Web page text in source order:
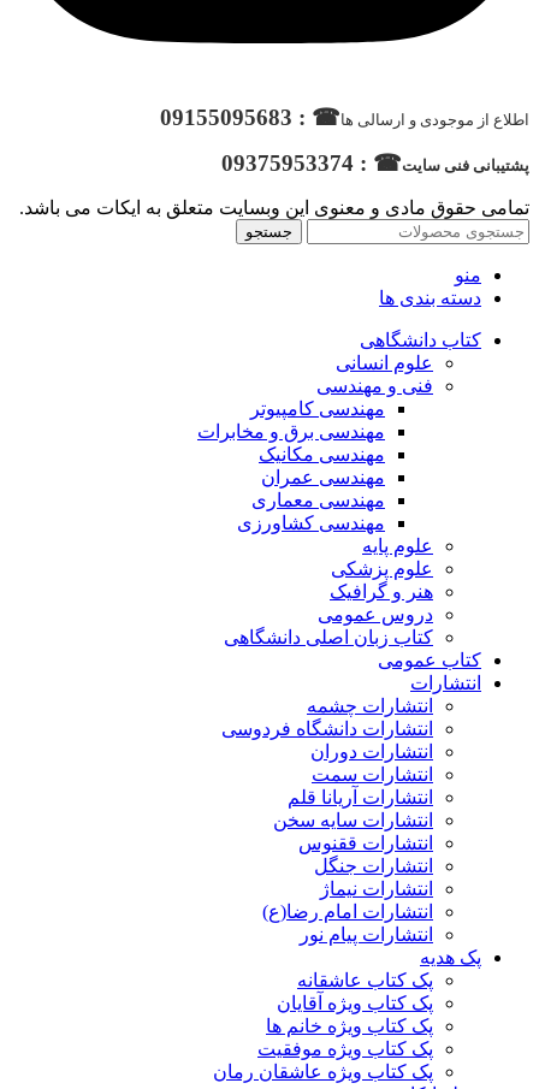
اطلاع از موجودی و ارسالی ها☎ : 09155095683
پشتیبانی فنی سایت☎ : 09375953374
تمامی حقوق مادی و معنوی این وبسایت متعلق به ایکات می باشد.
جستجو
منو
دسته بندی ها
کتاب دانشگاهی
علوم انسانی
فنی و مهندسی
مهندسی کامپیوتر
مهندسی برق و مخابرات
مهندسی مکانیک
مهندسی عمران
مهندسی معماری
مهندسی کشاورزی
علوم پایه
علوم پزشکی
هنر و گرافیک
دروس عمومی
کتاب زبان اصلی دانشگاهی
کتاب عمومی
انتشارات
انتشارات چشمه
انتشارات دانشگاه فردوسی
انتشارات دوران
انتشارات سمت
انتشارات آریانا قلم
انتشارات سایه سخن
انتشارات ققنوس
انتشارات جنگل
انتشارات نیماژ
انتشارات امام رضا(ع)
انتشارات پیام نور
پک هدیه
پک کتاب عاشقانه
پک کتاب ویژه آقایان
پک کتاب ویژه خانم ها
پک کتاب ویژه موفقیت
پک کتاب ویژه عاشقان رمان